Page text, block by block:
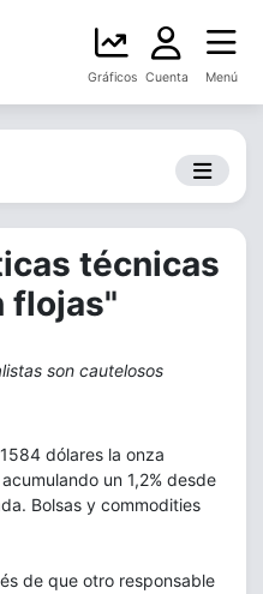
Gráficos Cuenta Menú
técnicas
flojas"
son cautelosos
dólares la onza
un 1,2% desde
Bolsas y commodities
de que otro responsable